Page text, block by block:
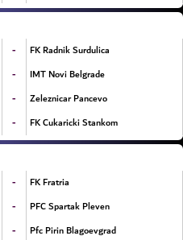
-
FK Radnik Surdulica
-
IMT Novi Belgrade
-
Zeleznicar Pancevo
- FK Cukaricki Stankom
-
FK Fratria
-
PFC Spartak Pleven
- Pfc Pirin Blagoevgrad